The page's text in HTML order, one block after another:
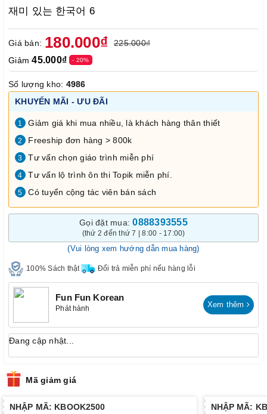
재미 있는 한국어 6
Giá bán: 180.000₫
225.000₫
Giảm45.000₫ - 20%
Số lượng kho: 4986
KHUYẾN MÃI - ƯU ĐÃI
1 Giảm giá khi mua nhiều, là khách hàng thân thiết
2 Freeship đơn hàng > 800k
3 Tư vấn chọn giáo trình miễn phí
4 Tư vấn lộ trình ôn thi Topik miễn phí.
5 Có tuyển cộng tác viên bán sách
Gọi đặt mua:0888393555
(thứ 2 đến thứ 7 | 8:00 - 17:00)
(Vui lòng xem hướng dẫn mua hàng)
100% Sách thật Đổi trả miễn phí nếu hàng lỗi
Fun Fun Korean
Phát hành Xem thêm
Đang cập nhật...
Mã giảm giá
NHẬP MÃ: KBOOK2500 NHẬP MÃ: